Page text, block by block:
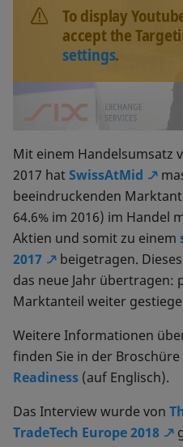
To display
accept the
settings.
Mit einem Handelsumsatz
2017 hatSwissAtMid
beeindruckenden
64.6% im 2016) im Handel
Aktien und somit zu einem
2017
beigetragen.
das neue Jahr übertragen:
Marktanteil weiter
Weitere Informationen
finden Sie in der Broschüre
Readiness (auf Englisch).
Das Interview wurde von
TradeTech Europe 2018